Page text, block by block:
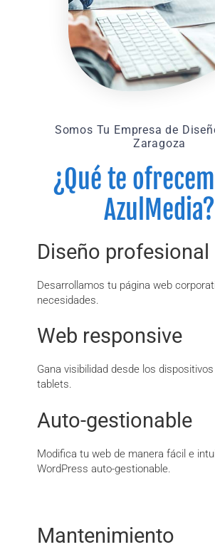
Somos Tu Empresa de
Zaragoza
¿Qué te
AzulMedia?
Diseño profesional
Desarrollamos tu página web
necesidades.
Web responsive
Gana visibilidad desde los
tablets.
Auto-gestionable
Modifica tu web de manera fácil e
WordPress auto-gestionable.
Mantenimiento